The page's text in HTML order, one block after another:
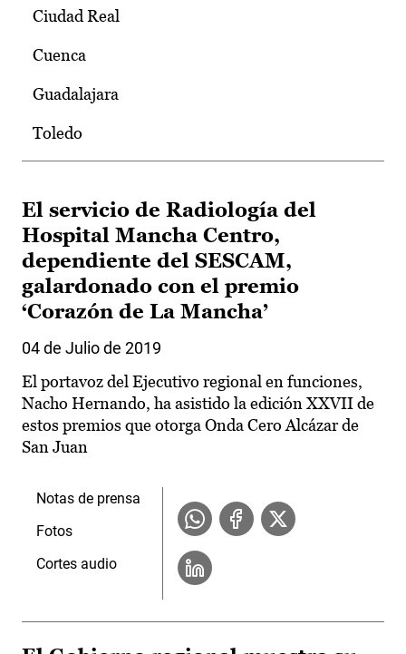
Ciudad Real
Cuenca
Guadalajara
Toledo
El servicio de Radiología del
Hospital Mancha Centro,
dependiente del SESCAM,
galardonado con el premio
‘Corazón de La Mancha’
04 de Julio de 2019
El portavoz del Ejecutivo regional en funciones,
Nacho Hernando, ha asistido la edición XXVII de
estos premios que otorga Onda Cero Alcázar de
San Juan
Notas de prensa
Fotos
Cortes audio